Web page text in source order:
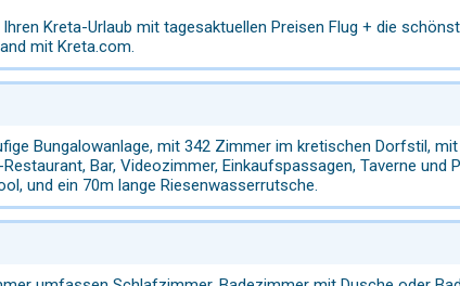
Kreta-Urlaub mit tagesaktuellen Preisen Flug + die
mit Kreta.com.
Bungalowanlage, mit 342 Zimmer im kretischen Dorfstil,
Bar, Videozimmer, Einkaufspassagen, Taverne und
und ein 70m lange Riesenwasserrutsche.